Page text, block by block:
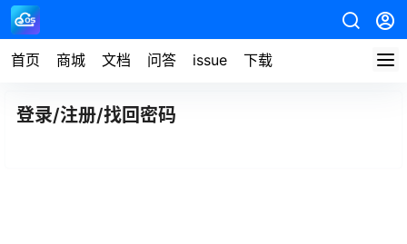
首页 商城 文档 问答 issue 下载
登录/注册/找回密码